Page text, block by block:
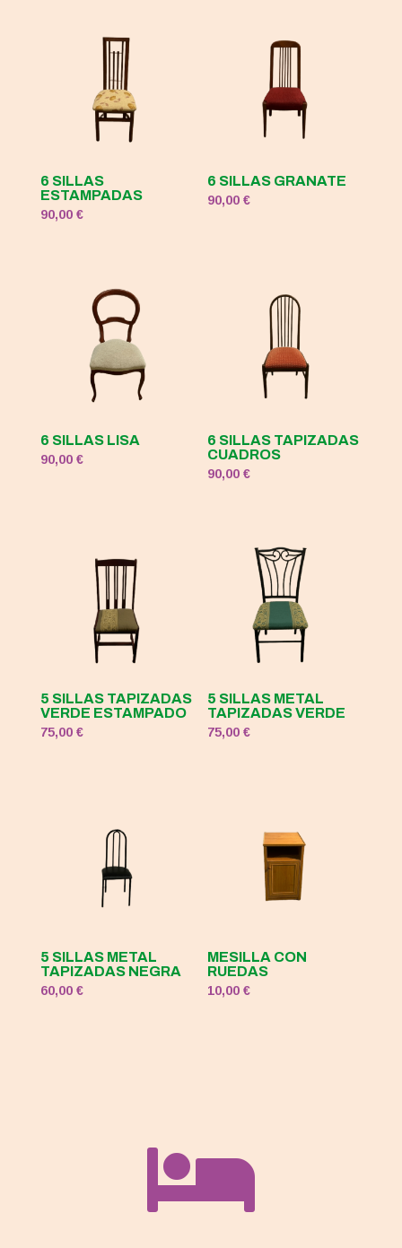
6 SILLAS
ESTAMPADAS
90,00 €
6 SILLAS GRANATE
90,00€
6 SILLAS LISA
90,00 €
6 SILLAS TAPIZADAS
CUADROS
90,00€
5 SILLAS TAPIZADAS
VERDE ESTAMPADO
75,00 €
5 SILLAS METAL
TAPIZADAS VERDE
75,00€
5 SILLAS METAL
TAPIZADAS NEGRA
60,00 €
MESILLA CON
RUEDAS
10,00€
